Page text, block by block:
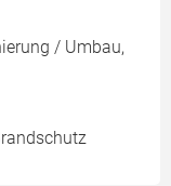
/ Umbau,